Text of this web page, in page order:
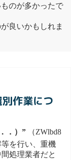
のが多かったで
良いかもしれま
作業につ
．）” （ZWlbd8
を行い、重機
処理業者だと